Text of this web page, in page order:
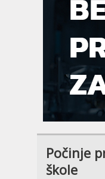
Počinje
škole